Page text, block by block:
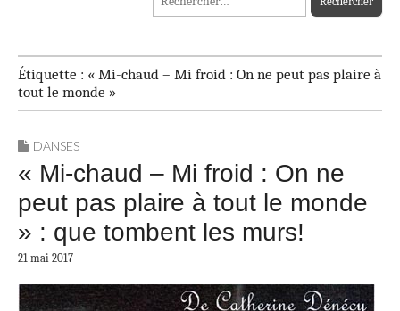
Étiquette : « Mi-chaud – Mi froid : On ne peut pas plaire à
tout le monde »
DANSES
« Mi-chaud – Mi froid : On ne
peut pas plaire à tout le monde
» : que tombent les murs!
21 mai 2017